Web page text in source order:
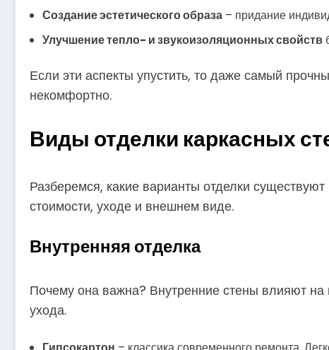
Создание эстетического образа – придание
Улучшение тепло- и звукоизоляционных свойств
Если эти аспекты упустить, то даже самый
некомфортно.
Виды отделки каркасных
Разберемся, какие варианты отделки
стоимости, уходе и внешнем виде.
Внутренняя отделка
Почему она важна? Внутренние стены влияют на
ухода.